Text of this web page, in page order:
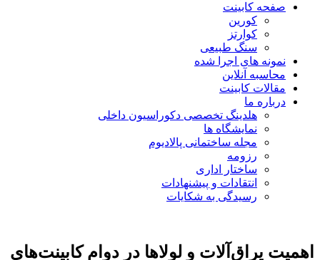
کابینت
سنگ طبیعی
های اجرا شده
آنلاین
کابینت
ما
هلدینگ تخصصی دکوراسیون داخلی
نمایشگاه ها
مجله ساختمانی پالادیوم
ساختار اداری
انتقادات و پیشنهادات
رسیدگی به شکایات
یراق‌آلات و لولاها در دوام کابینت‌های